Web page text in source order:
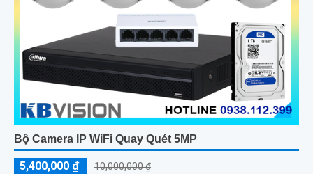
Bộ Camera IP WiFi Quay Quét 5MP
5,400,000 ₫ 10,000,000 ₫